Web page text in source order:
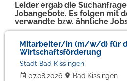
Leider ergab die
Jobangebote. Es folgen mit
verwandte bzw. ähnliche
Mitarbeiter/in (m/w/d) für
Wirtschaftsförderung
07.08.2026
Stadt Bad Kissingen
Bad Kissingen